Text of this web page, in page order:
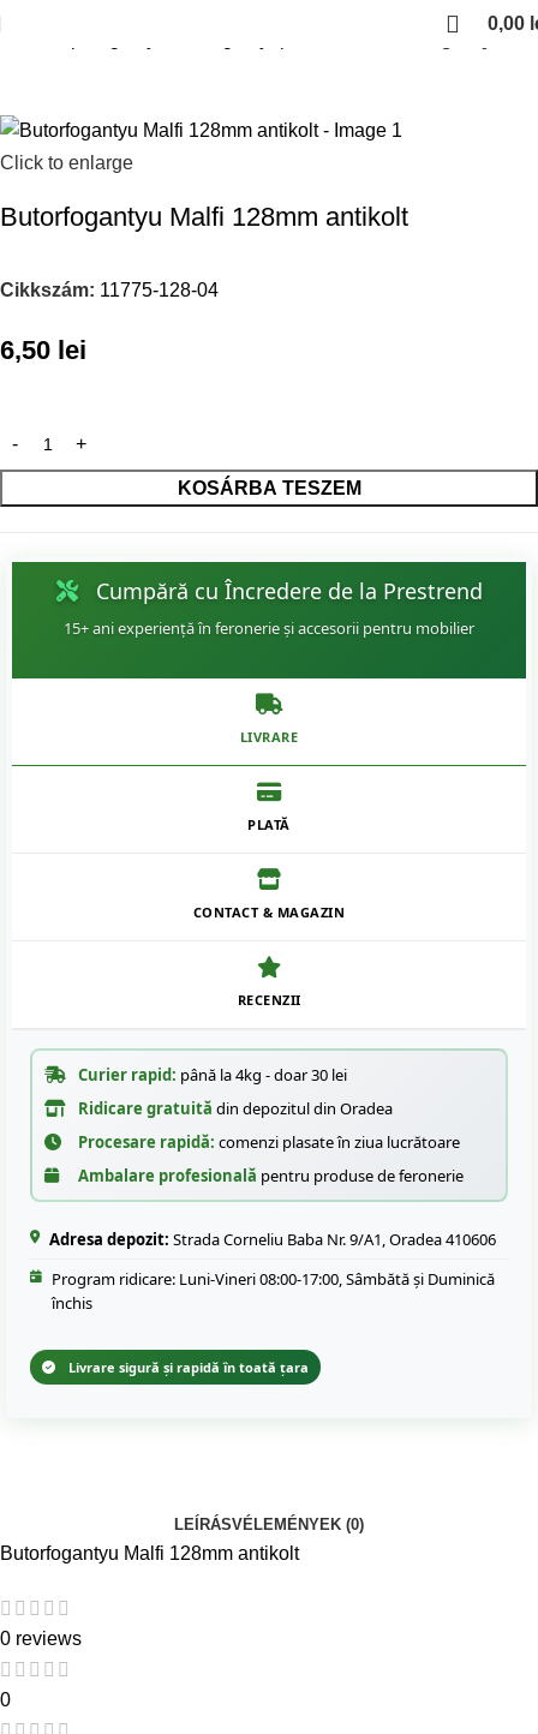
0,00
Antikolt fogantyuk
Click to enlarge
Butorfogantyu Malfi 128mm antikolt
Cikkszám: 11775-128-04
6,50 lei
KOSÁRBA TESZEM
Cumpără cu Încredere de la Prestrend
15+ ani experiență în feronerie și accesorii pentru mobilier
LIVRARE
PLATĂ
CONTACT & MAGAZIN
RECENZII
Curier rapid: până la 4kg - doar 30 lei
Ridicare gratuită din depozitul din Oradea
Procesare rapidă: comenzi plasate în ziua lucrătoare
Ambalare profesională pentru produse de feronerie
Adresa depozit: Strada Corneliu Baba Nr. 9/A1, Oradea 410606
Program ridicare: Luni-Vineri 08:00-17:00, Sâmbătă și Duminică
închis
Livrare sigură și rapidă în toată țara
LEÍRÁSVÉLEMÉNYEK (0)
Butorfogantyu Malfi 128mm antikolt
0 reviews
0